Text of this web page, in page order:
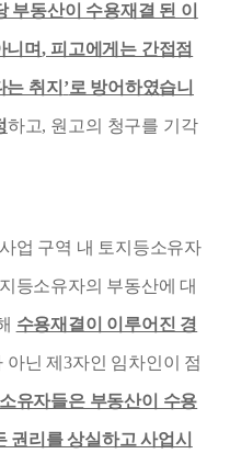
부동산이 수용재결 된 이
니며, 피고에게는 간접점
취지 ’ 로 방어하였습니
하고, 원고의 청구를 기각
업 구역 내 토지등소유자
등소유자의 부동산에 대
수용재결이 이루어진 경
아닌 제3자인 임차인이 점
유자들은 부동산이 수용
권리를 상실하고 사업시